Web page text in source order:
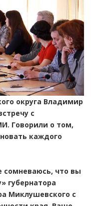
округа Владимир
с
Говорили о том,
каждого
что вы
губернатора
Миклушевского с